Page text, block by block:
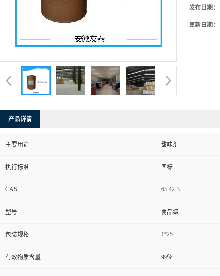
发布日期：
更新日期：
产品详请
主要用途 甜味剂
执行标准 国标
CAS 63-42-3
型号 食品级
包装规格 1*25
有效物质含量 99％